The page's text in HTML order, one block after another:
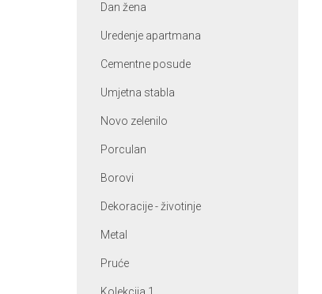
Dan žena
Uredenje apartmana
Cementne posude
Umjetna stabla
Novo zelenilo
Porculan
Borovi
Dekoracije - životinje
Metal
Pruće